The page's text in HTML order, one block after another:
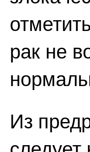
рак не
Из